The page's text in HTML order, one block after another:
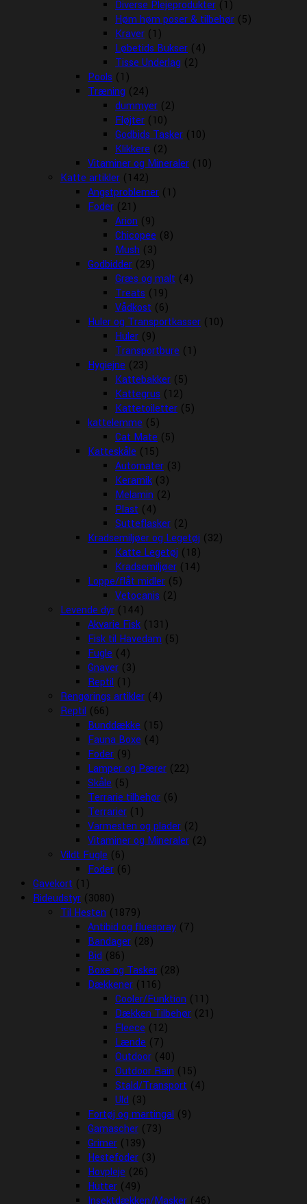
Diverse Plejeprodukter (1)
Høm høm poser & tilbehør (5)
Kraver (1)
Løbetids Bukser (4)
Tisse Underlag (2)
Pools (1)
Træning (24)
dummyer (2)
Fløjter (10)
Godbids Tasker (10)
Klikkere (2)
Vitaminer og Mineraler (10)
Katte artikler (142)
Angstproblemer (1)
Foder (21)
Arion (9)
Chicopee (8)
Mush (3)
Godbidder (29)
Græs og malt (4)
Treats (19)
Vådkost (6)
Huler og Transportkasser (10)
Huler (9)
Transportbure (1)
Hygiejne (23)
Kattebakker (5)
Kattegrus (12)
Kattetoiletter (5)
kattelemme (5)
Cat Mate (5)
Katteskåle (15)
Automater (3)
Keramik (3)
Melamin (2)
Plast (4)
Sutteflasker (2)
Kradsemiljøer og Legetøj (32)
Katte Legetøj (18)
Kradsemiljøer (14)
Loppe/flåt midler (5)
Vetocanis (2)
Levende dyr (144)
Akvarie Fisk (131)
Fisk til Havedam (5)
Fugle (4)
Gnaver (3)
Reptil (1)
Rengørings artikler (4)
Reptil (66)
Bunddække (15)
Fauna Boxe (4)
Foder (9)
Lamper og Pærer (22)
Skåle (5)
Terrarie tilbehør (6)
Terrarier (1)
Varmesten og plader (2)
Vitaminer og Mineraler (2)
Vildt Fugle (6)
Foder (6)
Gavekort (1)
Rideudstyr (3080)
Til Hesten (1879)
Antibid og fluespray (7)
Bandager (28)
Bid (86)
Boxe og Tasker (28)
Dækkener (116)
Cooler/Funktion (11)
Dækken Tilbehør (21)
Fleece (12)
Lænde (7)
Outdoor (40)
Outdoor Rain (15)
Stald/Transport (4)
Uld (3)
Fortøj og martingal (9)
Gamascher (73)
Grimer (139)
Hestefoder (3)
Hovpleje (26)
Hutter (49)
Insektdækken/Masker (46)